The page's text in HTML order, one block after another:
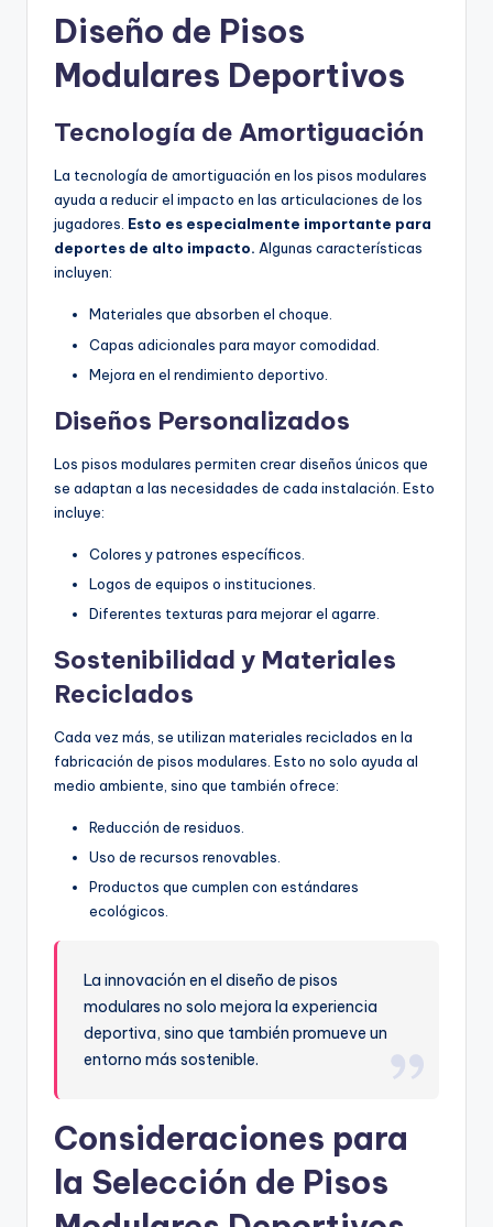
Diseño de Pisos
Modulares Deportivos
Tecnología de Amortiguación
La tecnología de amortiguación en los pisos modulares
ayuda a reducir el impacto en las articulaciones de los
jugadores. Esto es especialmente importante para
deportes de alto impacto. Algunas características
incluyen:
Materiales que absorben el choque.
Capas adicionales para mayor comodidad.
Mejora en el rendimiento deportivo.
Diseños Personalizados
Los pisos modulares permiten crear diseños únicos que
se adaptan a las necesidades de cada instalación. Esto
incluye:
Colores y patrones específicos.
Logos de equipos o instituciones.
Diferentes texturas para mejorar el agarre.
Sostenibilidad y Materiales
Reciclados
Cada vez más, se utilizan materiales reciclados en la
fabricación de pisos modulares. Esto no solo ayuda al
medio ambiente, sino que también ofrece:
Reducción de residuos.
Uso de recursos renovables.
Productos que cumplen con estándares
ecológicos.
La innovación en el diseño de pisos
modulares no solo mejora la experiencia
deportiva, sino que también promueve un
entorno más sostenible.
Consideraciones para
la Selección de Pisos